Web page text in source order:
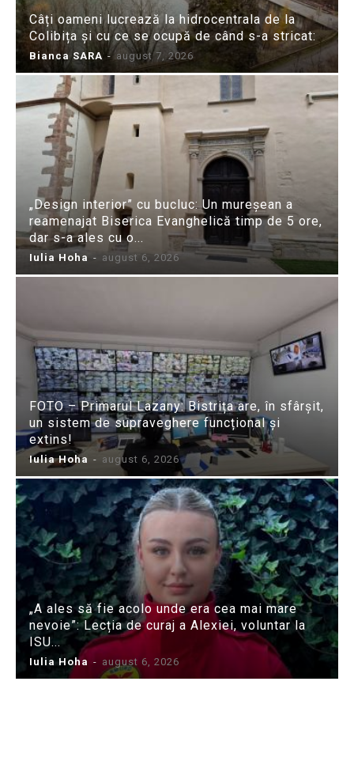
Câți oameni lucrează la hidrocentrala de la
Colibița și cu ce se ocupă de când s-a stricat:
Bianca SARA - august 7, 2026
„Design interior” cu bucluc: Un mureșean a
reamenajat Biserica Evanghelică timp de 5 ore,
dar s-a ales cu o...
Iulia Hoha - august 6, 2026
FOTO – Primarul Lazany: Bistrița are, în sfârșit,
un sistem de supraveghere funcțional și
extins!
Iulia Hoha - august 6, 2026
„A ales să fie acolo unde era cea mai mare
nevoie”: Lecția de curaj a Alexiei, voluntar la
ISU...
Iulia Hoha - august 6, 2026